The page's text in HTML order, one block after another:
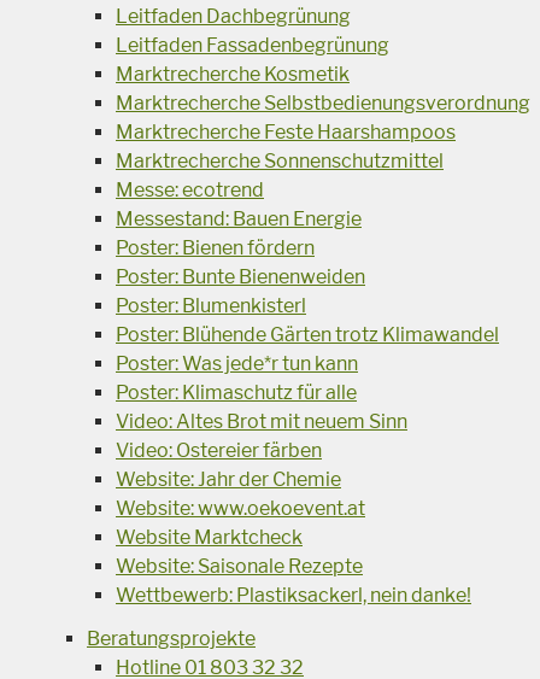
Leitfaden Dachbegrünung
Leitfaden Fassadenbegrünung
Marktrecherche Kosmetik
Marktrecherche Selbstbedienungsverordnung
Marktrecherche Feste Haarshampoos
Marktrecherche Sonnenschutzmittel
Messe: ecotrend
Messestand: Bauen Energie
Poster: Bienen fördern
Poster: Bunte Bienenweiden
Poster: Blumenkisterl
Poster: Blühende Gärten trotz Klimawandel
Poster: Was jede*r tun kann
Poster: Klimaschutz für alle
Video: Altes Brot mit neuem Sinn
Video: Ostereier färben
Website: Jahr der Chemie
Website: www.oekoevent.at
Website Marktcheck
Website: Saisonale Rezepte
Wettbewerb: Plastiksackerl, nein danke!
Beratungsprojekte
Hotline 01 803 32 32